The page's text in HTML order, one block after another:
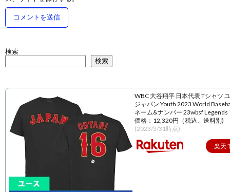
検索
検索
WBC 大谷翔平 日本代表 Tシャツ
ジャパン Youth 2023 World
ネーム&ナンバー 23wbsf Legends
価格：12,320円（税込、送料別)
(2023/3/31時点)
楽天